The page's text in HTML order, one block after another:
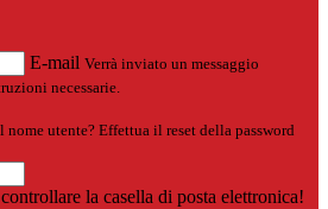
E-mail Verrà inviato un messaggio
necessarie.
nome utente? Effettua il reset della password
la casella di posta elettronica!